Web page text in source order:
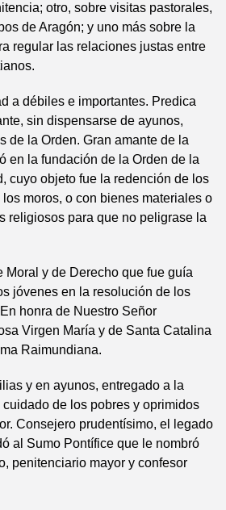
otro, sobre visitas pastorales,
de Aragón; y uno más sobre la
regular las relaciones justas entre
a débiles e importantes. Predica
sin dispensarse de ayunos,
de la Orden. Gran amante de la
en la fundación de la Orden de la
cuyo objeto fue la redención de los
moros, o con bienes materiales o
religiosos para que no peligrase la
Moral y de Derecho que fue guía
jóvenes en la resolución de los
honra de Nuestro Señor
Virgen María y de Santa Catalina
Raimundiana.
y en ayunos, entregado a la
de los pobres y oprimidos
Consejero prudentísimo, el legado
al Sumo Pontífice que le nombró
penitenciario mayor y confesor